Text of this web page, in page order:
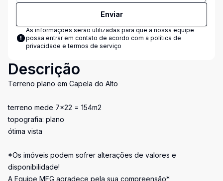
Enviar
As informações serão utilizadas para que a nossa equipe
possa entrar em contato de acordo com a política de
privacidade e termos de serviço
Descrição
Terreno plano em Capela do Alto
terreno mede 7×22 = 154m2
topografia: plano
ótima vista
*Os imóveis podem sofrer alterações de valores e
disponibilidade!
A Equipe MFG agradece pela sua compreensão*